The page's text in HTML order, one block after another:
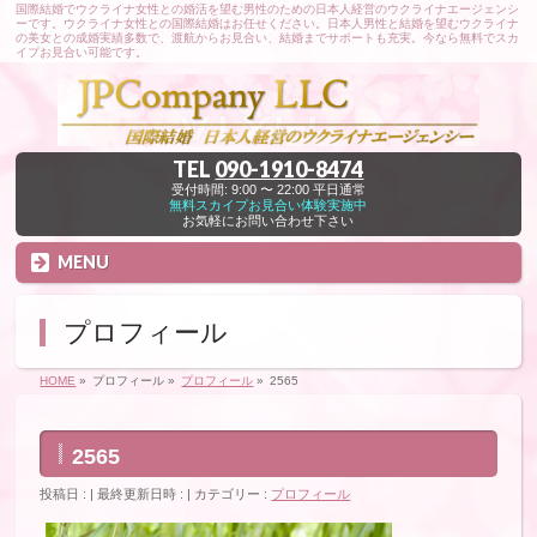
国際結婚でウクライナ女性との婚活を望む男性のための日本人経営のウクライナエージェンシ
ーです。ウクライナ女性との国際結婚はお任せください。日本人男性と結婚を望むウクライナ
の美女との成婚実績多数で、渡航からお見合い、結婚までサポートも充実。今なら無料でスカ
イプお見合い可能です。
TEL 090-1910-8474
受付時間: 9:00 〜 22:00 平日通常
無料スカイプお見合い体験実施中
お気軽にお問い合わせ下さい
MENU
プロフィール
HOME » プロフィール » プロフィール » 2565
2565
投稿日 : 最終更新日時 : カテゴリー : プロフィール